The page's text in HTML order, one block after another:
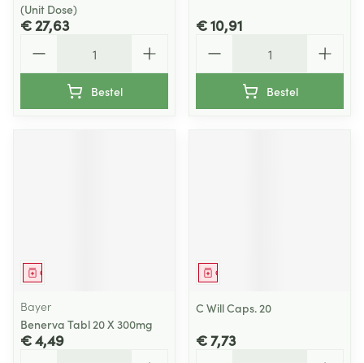
(Unit Dose)
€ 27,63
Bestel
€ 10,91
Bestel
Geneesmiddel
Bayer
Benerva Tabl 20 X 300mg
€ 4,49
Geneesmiddel
C Will Caps. 20
€ 7,73